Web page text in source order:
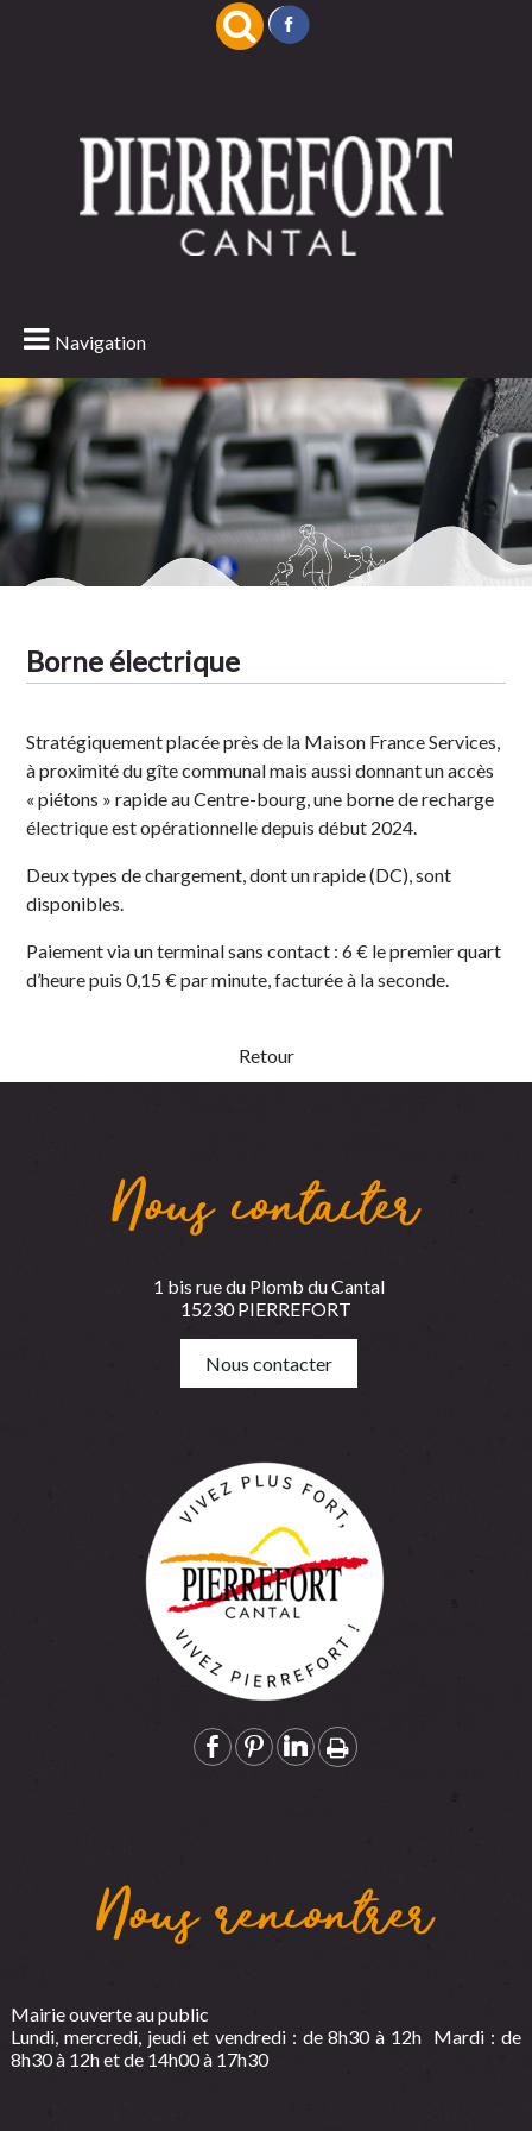
Navigation
Borne électrique
Stratégiquement placée près de la Maison France Services,
à proximité du gîte communal mais aussi donnant un accès
« piétons » rapide au Centre-bourg, une borne de recharge
électrique est opérationnelle depuis début 2024.
Deux types de chargement, dont un rapide (DC), sont
disponibles.
Paiement via un terminal sans contact : 6 € le premier quart
d’heure puis 0,15 € par minute, facturée à la seconde.
Retour
Nous contacter
1 bis rue du Plomb du Cantal
15230 PIERREFORT
Nous contacter
Nous rencontrer
Mairie ouverte au public
Lundi, mercredi, jeudi et vendredi : de 8h30 à 12h Mardi : de
8h30 à 12h et de 14h00 à 17h30